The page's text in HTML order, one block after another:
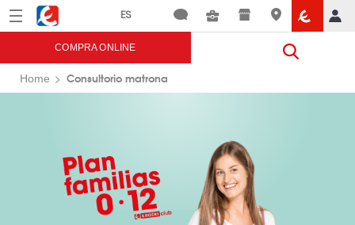
Menú Eroski
COMPRA ONLINE
Home Consultorio matrona